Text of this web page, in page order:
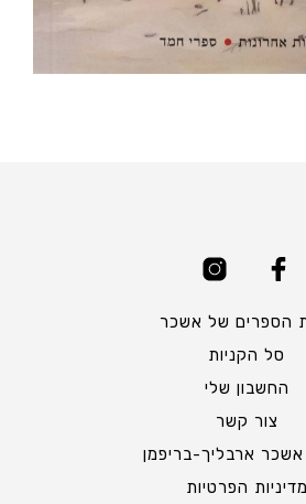
הספרים של אשכר
סל הקניות
החשבון שלי
צור קשר
אשכר ארבליך-בריפמן
מדיניות הפרטיות